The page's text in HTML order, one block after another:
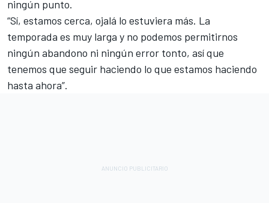
ningún punto.
“Sí, estamos cerca, ojalá lo estuviera más. La
temporada es muy larga y no podemos permitirnos
ningún abandono ni ningún error tonto, así que
tenemos que seguir haciendo lo que estamos haciendo
hasta ahora”.